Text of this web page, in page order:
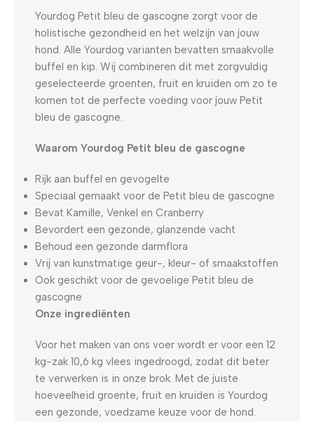
Yourdog Petit bleu de gascogne zorgt voor de
holistische gezondheid en het welzijn van jouw
hond. Alle Yourdog varianten bevatten smaakvolle
buffel en kip. Wij combineren dit met zorgvuldig
geselecteerde groenten, fruit en kruiden om zo te
komen tot de perfecte voeding voor jouw Petit
bleu de gascogne.
Waarom Yourdog Petit bleu de gascogne
Rijk aan buffel en gevogelte
Speciaal gemaakt voor de Petit bleu de gascogne
Bevat Kamille, Venkel en Cranberry
Bevordert een gezonde, glanzende vacht
Behoud een gezonde darmflora
Vrij van kunstmatige geur-, kleur- of smaakstoffen
Ook geschikt voor de gevoelige Petit bleu de
gascogne
Onze ingrediënten
Voor het maken van ons voer wordt er voor een 12
kg-zak 10,6 kg vlees ingedroogd, zodat dit beter
te verwerken is in onze brok. Met de juiste
hoeveelheid groente, fruit en kruiden is Yourdog
een gezonde, voedzame keuze voor de hond.